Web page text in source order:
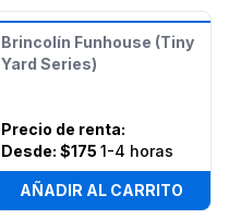
Brincolín Funhouse (Tiny
Yard Series)
Precio de renta:
Desde: $175 1-4 horas
AÑADIR AL CARRITO